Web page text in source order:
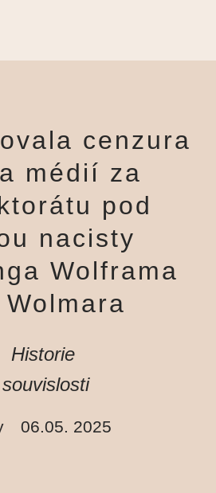
cenzura
médií za
pod
nacisty
Wolframa
Historie
souvislosti
06.05. 2025